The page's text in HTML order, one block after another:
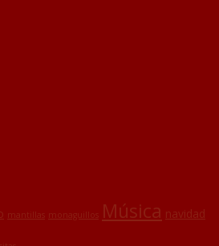
mantillas monaguillos Música navidad